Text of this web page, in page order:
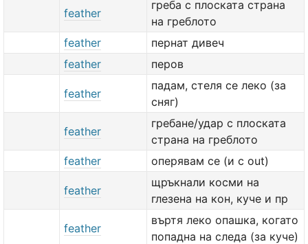
feather
греба с плоската страна
на греблото
feather
пернат дивеч
feather
перов
feather
падам, стеля се леко (за
сняг)
feather
гребане/удар с плоската
страна на греблото
feather
оперявам се (и с out)
feather
щръкнали косми на
глезена на кон, куче и пр
feather
въртя леко опашка, когато
попадна на следа (за куче)